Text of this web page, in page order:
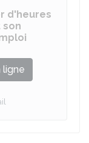
d'heures
son
ligne